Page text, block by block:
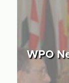
WPO